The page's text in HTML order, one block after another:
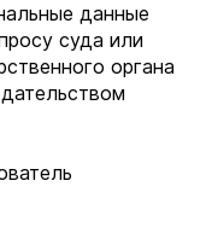
данные
суда или
органа